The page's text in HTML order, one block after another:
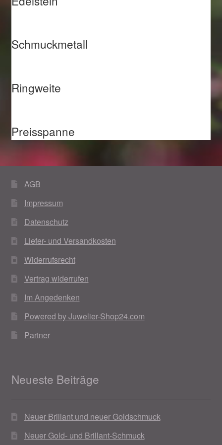
Schmuckmetall
Ringweite
Preisspanne
AGB
Impressum
Datenschutz
Liefer- und Versandkosten
Widerrufsrecht
Vertrag widerrufen
Im Angedenken
Powered by Juwelier-Shop24.com
Partner
Neueste Beiträge
Neuer Brillant und neuer Goldschmuck
Neuer Gold- und Brillant-Schmuck